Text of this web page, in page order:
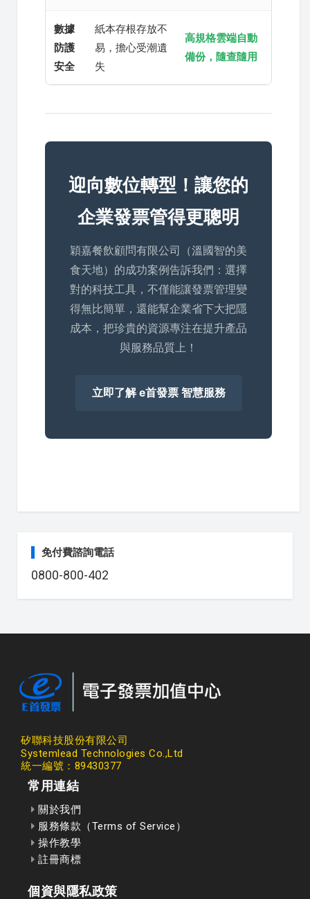
數據
防護
安全
紙本存根存放不
易，擔心受潮遺
失
高規格雲端自動
備份，隨查隨用
迎向數位轉型！讓您的
企業發票管得更聰明
穎嘉餐飲顧問有限公司（溫國智的美
食天地）的成功案例告訴我們：選擇
對的科技工具，不僅能讓發票管理變
得無比簡單，還能幫企業省下大把隱
成本，把珍貴的資源專注在提升產品
與服務品質上！
立即了解 e首發票 智慧服務
免付費諮詢電話
0800-800-402
矽聯科技股份有限公司
Systemlead Technologies Co.,Ltd
統一編號：89430377
常用連結
關於我們
服務條款（Terms of Service）
操作教學
註冊商標
個資與隱私政策